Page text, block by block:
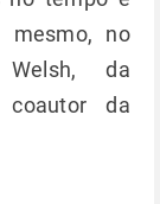
mesmo, no
Welsh, da
da